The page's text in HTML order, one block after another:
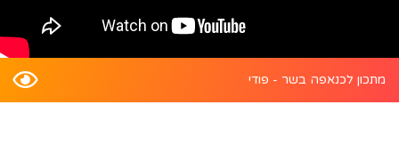
מתכון לכנאפה בשר - פודי